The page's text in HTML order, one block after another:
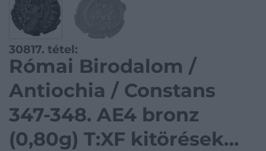
30817. tétel:
Római Birodalom /
Antiochia / Constans
347-348. AE4 bronz
(0,80g) T:XF kitörések